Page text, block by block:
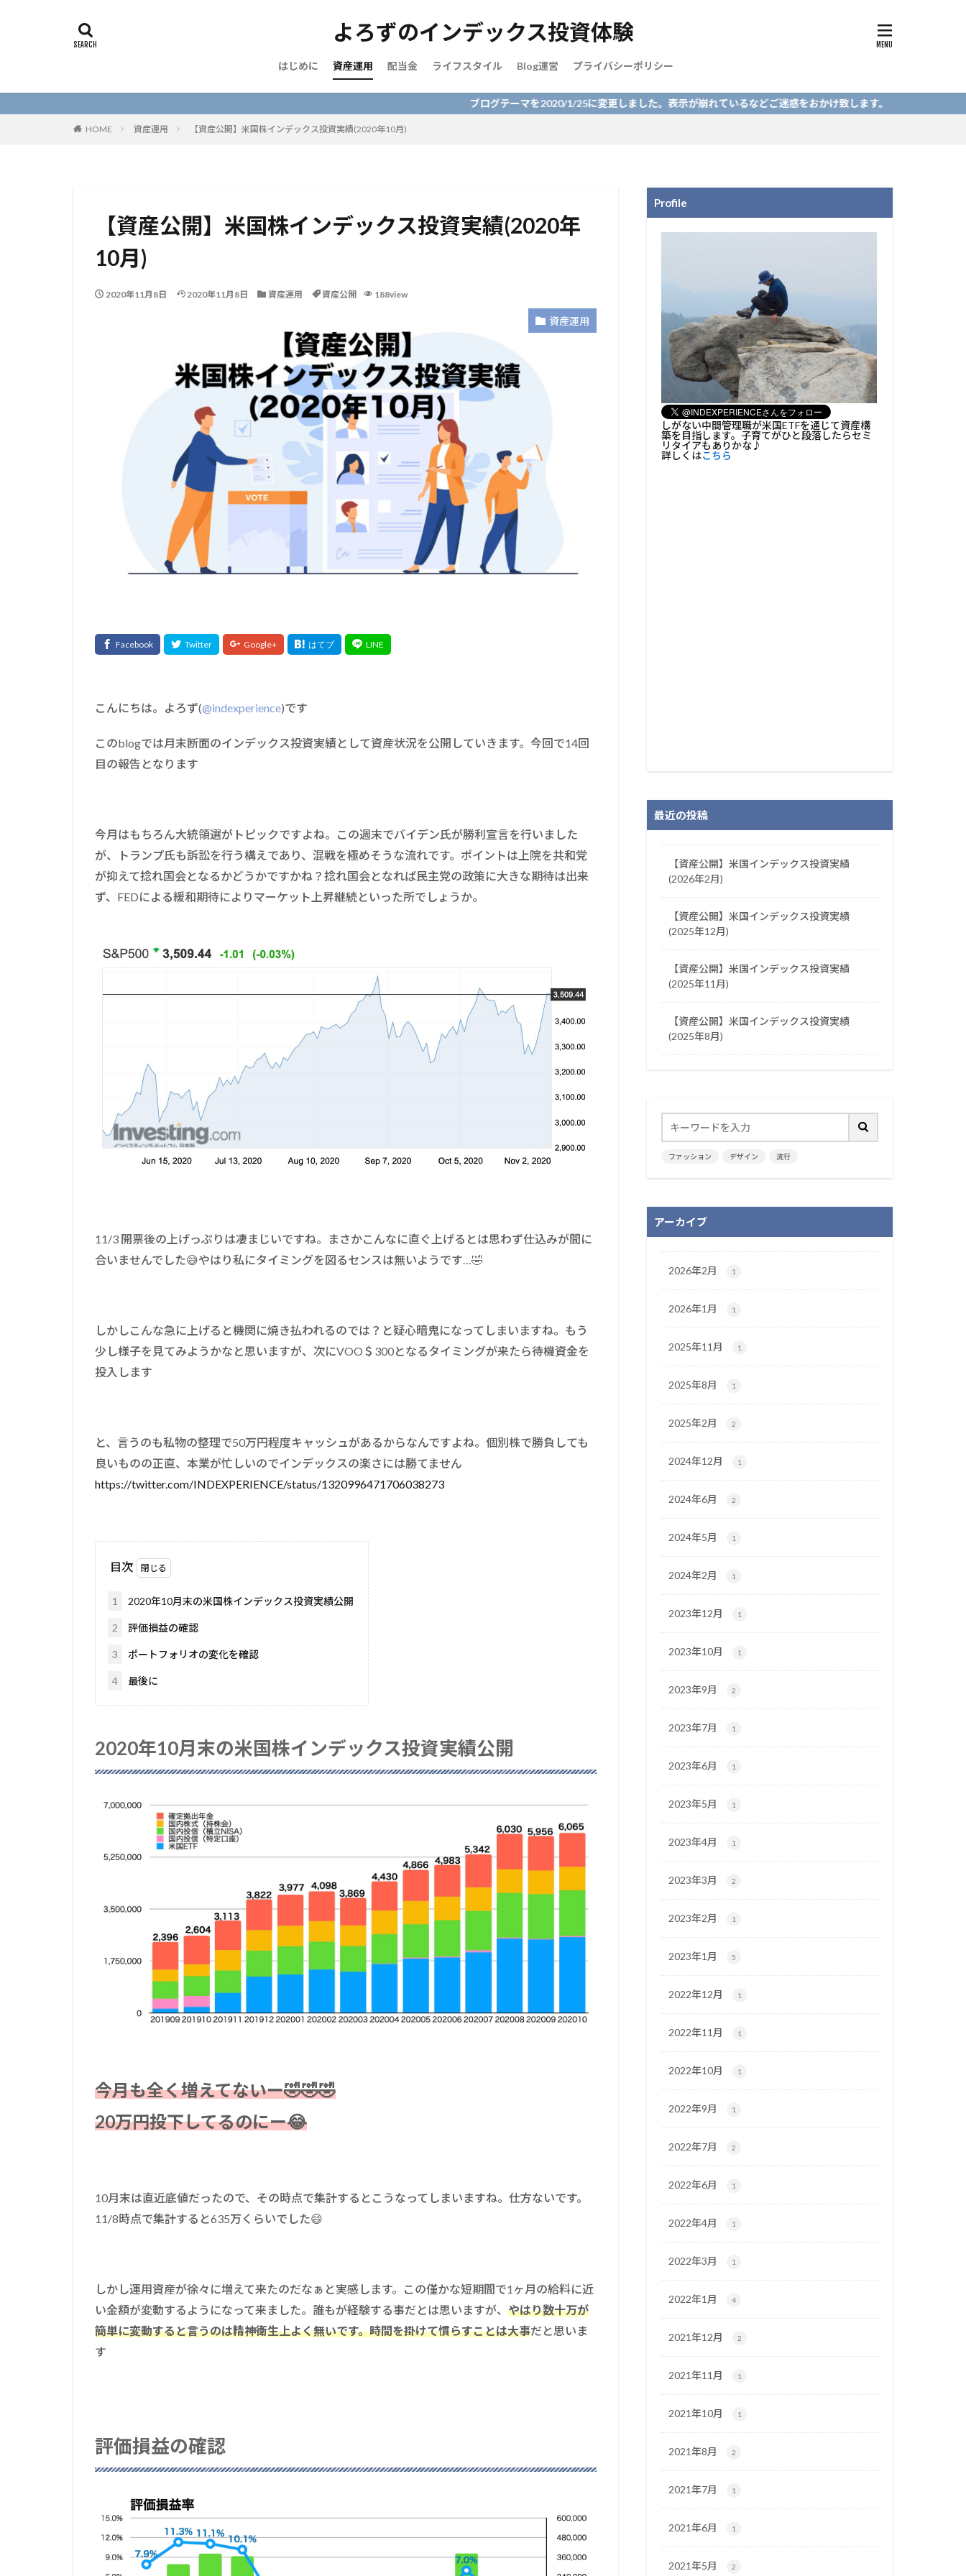
よろずのインデックス投資体験
はじめに 資産運用 配当金 ライフスタイル Blog運営 プライバシーポリシー
ブログテーマを2020/1/25に変更しました。表示が崩れているなどご迷惑をおかけ致します。
HOME 資産運用 【資産公開】米国株インデックス投資実績(2020年10月)
【資産公開】米国株インデックス投資実績(2020年
10月)
2020年11月8日 2020年11月8日 資産運用 資産公開 188view
資産運用
こんにちは。よろず(@indexperience)です
このblogでは月末断面のインデックス投資実績として資産状況を公開していきます。今回で14回
目の報告となります
今月はもちろん大統領選がトピックですよね。この週末でバイデン氏が勝利宣言を行いました
が、トランプ氏も訴訟を行う構えであり、混戦を極めそうな流れです。ポイントは上院を共和党
が抑えて捻れ国会となるかどうかですかね？捻れ国会となれば民主党の政策に大きな期待は出来
ず、FEDによる緩和期待によりマーケット上昇継続といった所でしょうか。
11/3 開票後の上げっぷりは凄まじいですね。まさかこんなに直ぐ上げるとは思わず仕込みが間に
合いませんでした😅やはり私にタイミングを図るセンスは無いようです…🤣
しかしこんな急に上げると機関に焼き払われるのでは？と疑心暗鬼になってしまいますね。もう
少し様子を見てみようかなと思いますが、次にVOO＄300となるタイミングが来たら待機資金を
投入します
と、言うのも私物の整理で50万円程度キャッシュがあるからなんですよね。個別株で勝負しても
良いものの正直、本業が忙しいのでインデックスの楽さには勝てません
https://twitter.com/INDEXPERIENCE/status/1320996471706038273
目次
1 2020年10月末の米国株インデックス投資実績公開
2 評価損益の確認
3 ポートフォリオの変化を確認
4 最後に
2020年10月末の米国株インデックス投資実績公開
今月も全く増えてないー🤣🤣🤣
20万円投下してるのにー😂
10月末は直近底値だったので、その時点で集計するとこうなってしまいますね。仕方ないです。
11/8時点で集計すると635万くらいでした😄
しかし運用資産が徐々に増えて来たのだなぁと実感します。この僅かな短期間で1ヶ月の給料に近
い金額が変動するようになって来ました。誰もが経験する事だとは思いますが、 やはり数十万が
簡単に変動すると言うのは精神衛生上よく無いです。時間を掛けて慣らすことは大事だと思いま
す
評価損益の確認
Profile
しがない中間管理職が米国ETFを通じて資産構
築を目指します。子育てがひと段落したらセミ
リタイアもありかな♪
詳しくはこちら
最近の投稿
【資産公開】米国インデックス投資実績
(2026年2月)
【資産公開】米国インデックス投資実績
(2025年12月)
【資産公開】米国インデックス投資実績
(2025年11月)
【資産公開】米国インデックス投資実績
(2025年8月)
ファッション デザイン 流行
アーカイブ
2026年2月 1
2026年1月 1
2025年11月 1
2025年8月 1
2025年2月 2
2024年12月 1
2024年6月 2
2024年5月 1
2024年2月 1
2023年12月 1
2023年10月 1
2023年9月 2
2023年7月 1
2023年6月 1
2023年5月 1
2023年4月 1
2023年3月 2
2023年2月 1
2023年1月 5
2022年12月 1
2022年11月 1
2022年10月 1
2022年9月 1
2022年7月 2
2022年6月 1
2022年4月 1
2022年3月 1
2022年1月 4
2021年12月 2
2021年11月 1
2021年10月 1
2021年8月 2
2021年7月 1
2021年6月 1
2021年5月 2